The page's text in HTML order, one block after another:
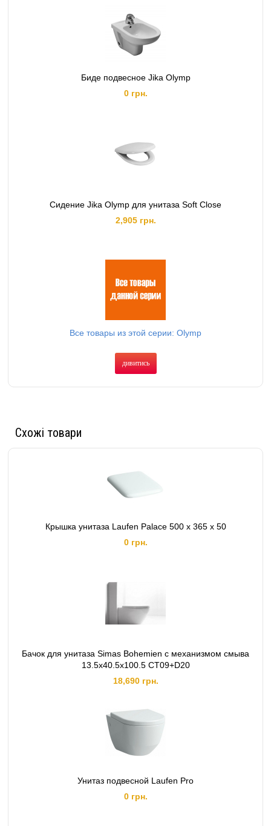
Биде подвесное Jika Olymp
0 грн.
Сидение Jika Olymp для унитаза Soft Close
2,905 грн.
Все товары из этой серии: Olymp
дивитись
Схожі товари
Крышка унитаза Laufen Palace 500 x 365 x 50
0 грн.
Бачок для унитаза Simas Bohemien с механизмом смыва
13.5х40.5х100.5 CT09+D20
18,690 грн.
Унитаз подвесной Laufen Pro
0 грн.